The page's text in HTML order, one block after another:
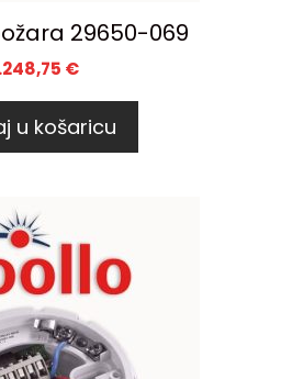
29650-069
€
u košaricu